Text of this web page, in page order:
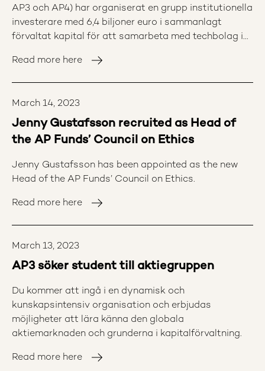
AP3 och AP4) har organiserat en grupp institutionella
investerare med 6,4 biljoner euro i sammanlagt
förvaltat kapital för att samarbeta med techbolag i
påverkan på mänskliga rättigheter.
Read more here
March 14, 2023
Jenny Gustafsson recruited as Head of
the AP Funds’ Council on Ethics
Jenny Gustafsson has been appointed as the new
Head of the AP Funds’ Council on Ethics.
Read more here
March 13, 2023
AP3 söker student till aktiegruppen
Du kommer att ingå i en dynamisk och
kunskapsintensiv organisation och erbjudas
möjligheter att lära känna den globala
aktiemarknaden och grunderna i kapitalförvaltning.
Read more here